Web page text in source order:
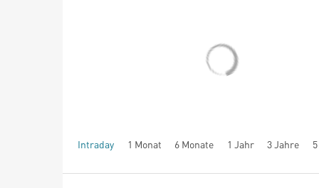
Intraday 1 Monat 6 Monate 1 Jahr 3 Jahre
seit Beginn